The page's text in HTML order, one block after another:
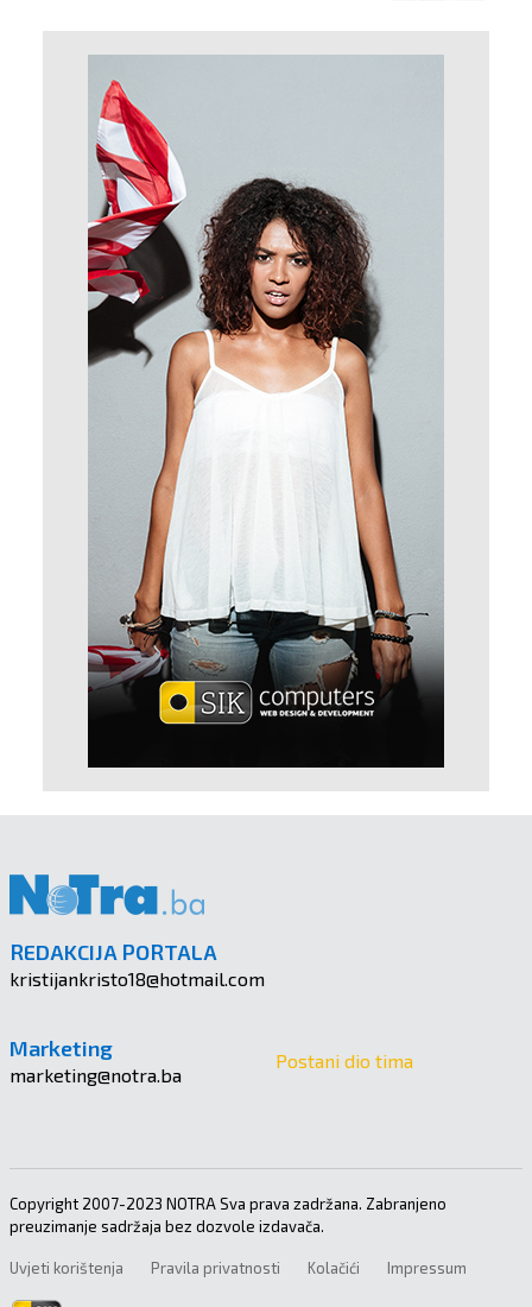
REDAKCIJA PORTALA
kristijankristo18@hotmail.com
Marketing
marketing@notra.ba
Postani dio tima
Copyright 2007-2023 NOTRA Sva prava zadržana. Zabranjeno
preuzimanje sadržaja bez dozvole izdavača.
Uvjeti korištenja Pravila privatnosti Kolačići Impressum